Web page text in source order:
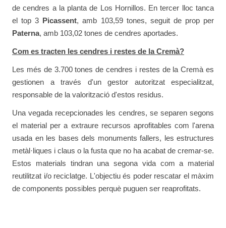
de cendres a la planta de Los Hornillos. En tercer lloc tanca
el top 3 Picassent, amb 103,59 tones, seguit de prop per
Paterna, amb 103,02 tones de cendres aportades.
Com es tracten les cendres i restes de la Cremà?
Les més de 3.700 tones de cendres i restes de la Cremà es
gestionen a través d'un gestor autoritzat especialitzat,
responsable de la valorització d'estos residus.
Una vegada recepcionades les cendres, se separen segons
el material per a extraure recursos aprofitables com l'arena
usada en les bases dels monuments fallers, les estructures
metàl·liques i claus o la fusta que no ha acabat de cremar-se.
Estos materials tindran una segona vida com a material
reutilitzat i/o reciclatge. L'objectiu és poder rescatar el màxim
de components possibles perquè puguen ser reaprofitats.